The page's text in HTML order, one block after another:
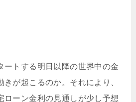
ートする明日以降の世界中の金
が起こるのか。それにより、
ローン金利の見通しが少し予想